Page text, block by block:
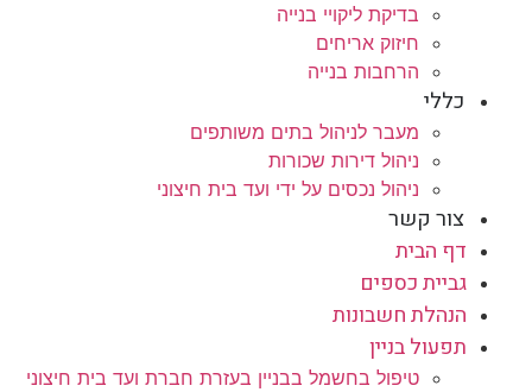
בדיקת ליקויי בנייה
חיזוק אריחים
הרחבות בנייה
כללי
מעבר לניהול בתים משותפים
ניהול דירות שכורות
ניהול נכסים על ידי ועד בית חיצוני
צור קשר
דף הבית
גביית כספים
הנהלת חשבונות
תפעול בניין
טיפול בחשמל בבניין בעזרת חברת ועד בית חיצוני